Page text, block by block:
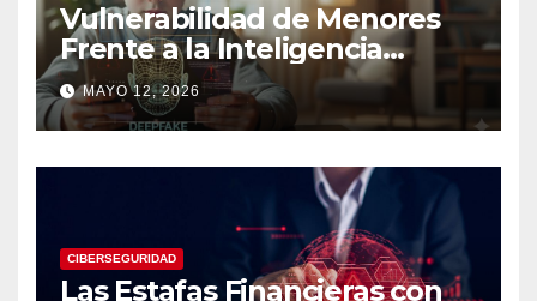
Vulnerabilidad de Menores
Frente a la Inteligencia
Artificial: Riesgos Digitales,
Manipulación y Protección
Tecnológica
MAYO 12, 2026
CIBERSEGURIDAD
Las Estafas Financieras con